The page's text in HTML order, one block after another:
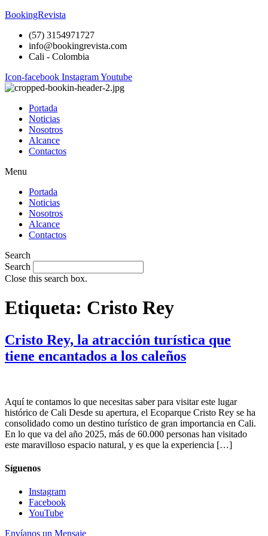
BookingRevista
(57) 3154971727
info@bookingrevista.com
Cali - Colombia
Icon-facebook InstagramYoutube
Portada
Noticias
Nosotros
Alcance
Contactos
Menu
Portada
Noticias
Nosotros
Alcance
Contactos
Search
Search
Close this search box.
Etiqueta: Cristo Rey
Cristo Rey, la atracción turística que
tiene encantados a los caleños
Aquí te contamos lo que necesitas saber para visitar este lugar
histórico de Cali Desde su apertura, el Ecoparque Cristo Rey se ha
consolidado como un destino turístico de gran importancia en Cali.
En lo que va del año 2025, más de 60.000 personas han visitado
este maravilloso espacio natural, y es que la experiencia […]
Síguenos
Instagram
Facebook
YouTube
Envíanos un Mensaje